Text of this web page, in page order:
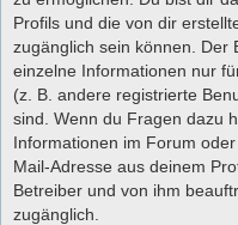
Profils und die von dir
zugänglich sein können. Der
einzelne Informationen nur
(z. B. andere registrierte
sind. Wenn du Fragen dazu
Informationen im Forum
Mail-Adresse aus deinem
Betreiber und von ihm
zugänglich.